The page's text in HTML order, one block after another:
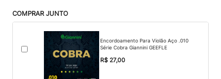
COMPRAR JUNTO
Encordoamento Para Violão Aço .010
Série Cobra Giannini GEEFLE
R$ 27,00